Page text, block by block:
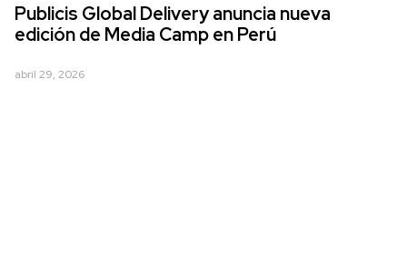
Publicis Global Delivery anuncia nueva
edición de Media Camp en Perú
abril 29, 2026